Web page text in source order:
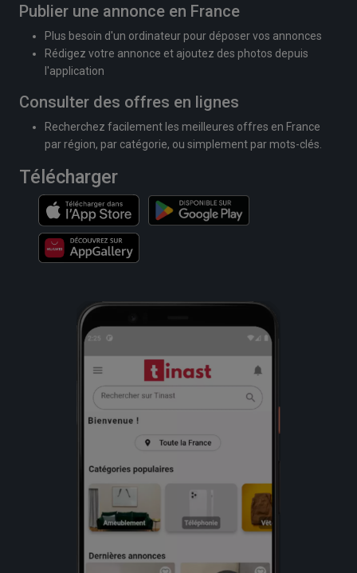
Publier une annonce en France
Plus besoin d'un ordinateur pour déposer vos annonces
Rédigez votre annonce et ajoutez des photos depuis
l'application
Consulter des offres en lignes
Recherchez facilement les meilleures offres en France
par région, par catégorie, ou simplement par mots-clés.
Télécharger